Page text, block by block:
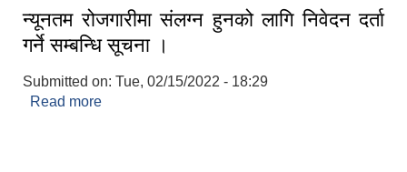
न्यूनतम रोजगारीमा संलग्न हुनको लागि निवेदन दर्ता
गर्ने सम्बन्धि सूचना ।
Submitted on: Tue, 02/15/2022 - 18:29
Read more